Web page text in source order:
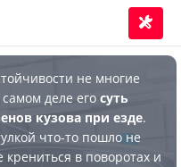
не многие
деле его суть
кузова при езде.
что-то пошло не
крениться в поворотах и